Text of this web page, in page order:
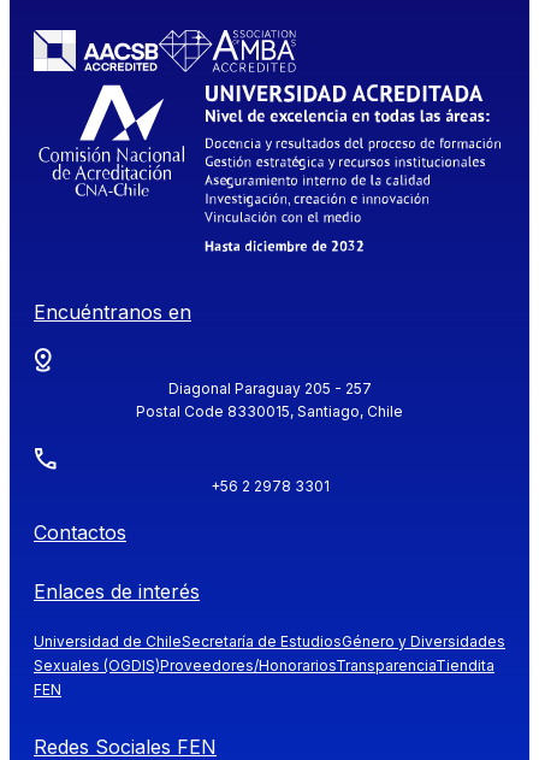
Encuéntranos en
Diagonal Paraguay 205 - 257
Postal Code 8330015, Santiago, Chile
+56 2 2978 3301
Contactos
Enlaces de interés
Universidad de ChileSecretaría de EstudiosGénero y Diversidades
Sexuales (OGDIS)Proveedores/HonorariosTransparenciaTiendita
FEN
Redes Sociales FEN